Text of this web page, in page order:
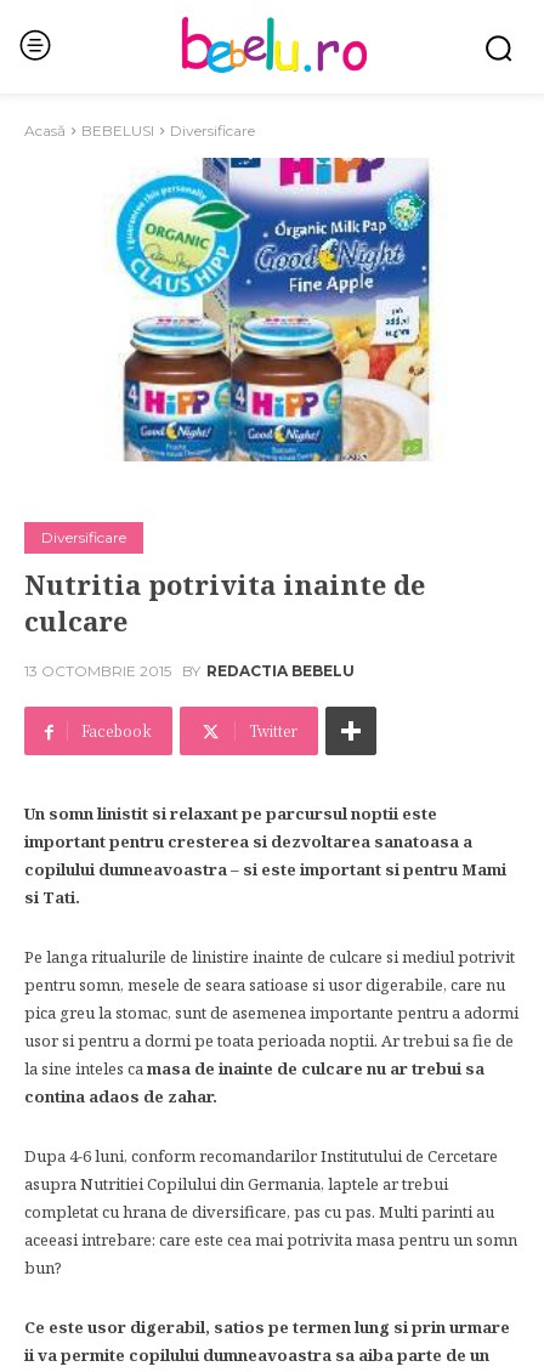
Acasă BEBELUSI Diversificare
Diversificare
Nutritia potrivita inainte de
culcare
13 OCTOMBRIE 2015 BY REDACTIA BEBELU
Facebook Twitter
Un somn linistit si relaxant pe parcursul noptii este
important pentru cresterea si dezvoltarea sanatoasa a
copilului dumneavoastra – si este important si pentru Mami
si Tati.
Pe langa ritualurile de linistire inainte de culcare si mediul potrivit
pentru somn, mesele de seara satioase si usor digerabile, care nu
pica greu la stomac, sunt de asemenea importante pentru a adormi
usor si pentru a dormi pe toata perioada noptii. Ar trebui sa fie de
la sine inteles camasa de inainte de culcare nu ar trebui sa
contina adaos de zahar.
Dupa 4-6 luni, conform recomandarilor Institutului de Cercetare
asupra Nutritiei Copilului din Germania, laptele ar trebui
completat cu hrana de diversificare, pas cu pas. Multi parinti au
aceeasi intrebare: care este cea mai potrivita masa pentru un somn
bun?
Ce este usor digerabil, satios pe termen lung si prin urmare
ii va permite copilului dumneavoastra sa aiba parte de un